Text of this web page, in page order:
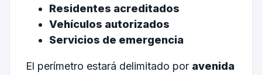
Residentes acreditados
Vehículos autorizados
Servicios de emergencia
El perímetro estará delimitado por avenida